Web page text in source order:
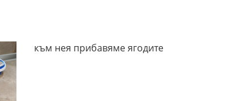
към нея прибавяме ягодите